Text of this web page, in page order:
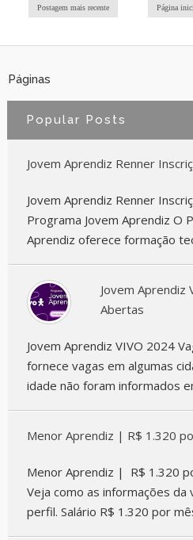
Postagem mais recente Página
Páginas
Popular Posts
Jovem Aprendiz Renner
Jovem Aprendiz Renner
Programa Jovem Aprendiz O
Aprendiz oferece formação
Jovem Aprendiz
Abertas
Jovem Aprendiz VIVO 2024
fornece vagas em algumas
idade não foram informados
Menor Aprendiz | R$ 1.320
Menor Aprendiz | R$ 1.320
Veja como as informações da
perfil. Salário R$ 1.320 por